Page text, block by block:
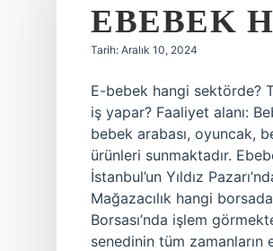
EBEBEK
Tarih: Aralık 10, 2024
E-bebek hangi sektörde?
iş yapar? Faaliyet alanı:
bebek arabası, oyuncak,
ürünleri sunmaktadır.
İstanbul’un Yıldız
Mağazacılık hangi
Borsası’nda işlem
senedinin tüm zamanların